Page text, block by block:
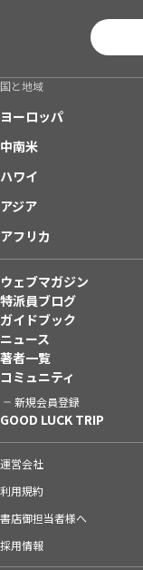
国と地域
ヨーロッパ
中南米
ハワイ
アジア
アフリカ
ウェブマガジン
特派員ブログ
ガイドブック
ニュース
著者一覧
コミュニティ
新規会員登録
GOOD LUCK TRIP
運営会社
利用規約
書店御担当者様へ
採用情報